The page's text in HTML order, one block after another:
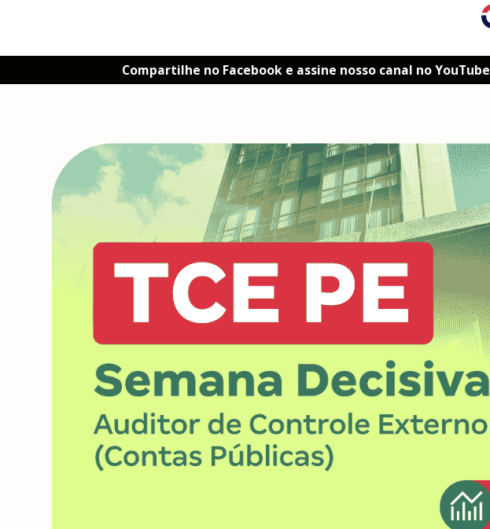
Compartilhe no Facebook e assine nosso canal no YouTube